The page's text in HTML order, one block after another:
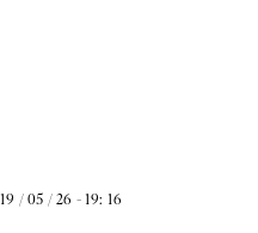
19 / 05 / 26 - 19: 16